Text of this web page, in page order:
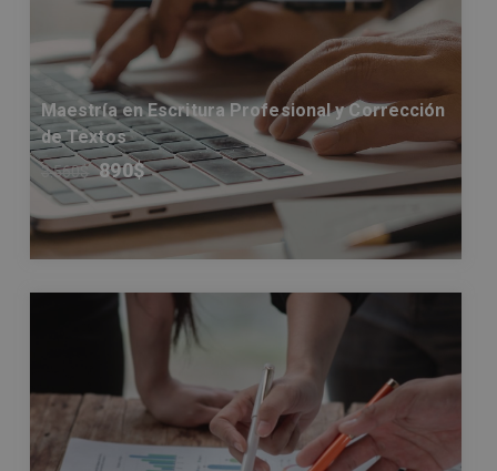
Maestría en Escritura Profesional y Corrección
de Textos
3.560$ 890$